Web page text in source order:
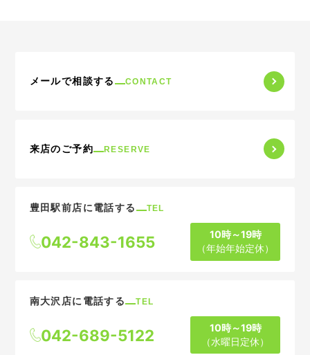
メールで相談する CONTACT
来店のご予約 RESERVE
豊田駅前店に電話する TEL
042-843-1655
10時～19時
（年始年始定休）
南大沢店に電話する TEL
042-689-5122
10時～19時
（水曜日定休）